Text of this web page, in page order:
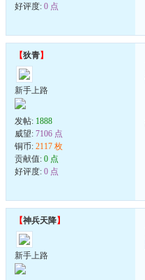
好评度: 0 点
【狄青】
新手上路
发帖: 1888
威望: 7106 点
铜币: 2117 枚
贡献值: 0 点
好评度: 0 点
【神兵天降】
新手上路